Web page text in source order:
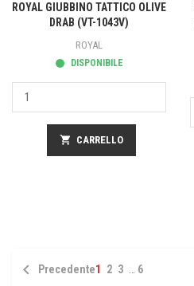
ROYAL GIUBBINO TATTICO OLIVE
DRAB (VT-1043V)
ROYAL
DISPONIBILE
shopping_cart CARRELLO
 Precedente1 2 3 6